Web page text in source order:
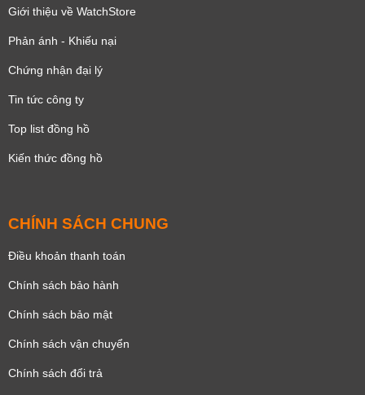
Giới thiệu về WatchStore
Phản ánh - Khiếu nại
Chứng nhận đại lý
Tin tức công ty
Top list đồng hồ
Kiến thức đồng hồ
CHÍNH SÁCH CHUNG
Điều khoản thanh toán
Chính sách bảo hành
Chính sách bảo mật
Chính sách vận chuyển
Chính sách đổi trả